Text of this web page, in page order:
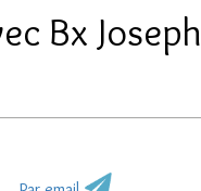
Bx Joseph